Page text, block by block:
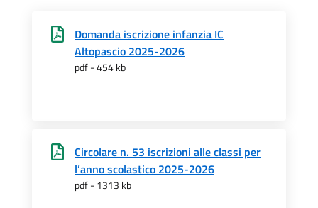
Domanda iscrizione infanzia IC
Altopascio 2025-2026
pdf - 454 kb
Circolare n. 53 iscrizioni alle classi per
l’anno scolastico 2025-2026
pdf - 1313 kb